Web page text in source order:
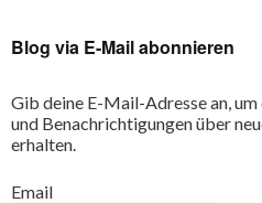
Blog via E-Mail abonnieren
Gib deine E-Mail-Adresse an,
und Benachrichtigungen über
erhalten.
Email